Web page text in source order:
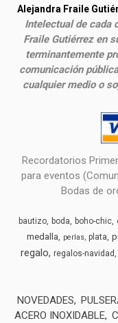
Alejandra Fraile
Intelectual de cada
Fraile Gutiérrez en
terminantemente
comunicación
cualquier medio o
Recordatorios
para eventos
Bodas de
bautizo boda boho-chic
medalla perlas plata
regalo regalos-navidad
NOVEDADES
ACERO INOXIDABLE